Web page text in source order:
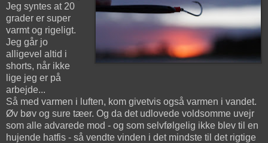
Jeg syntes at 20
grader er super
varmt og rigeligt.
Jeg går jo
alligevel altid i
shorts, når ikke
lige jeg er på
arbejde...
Så med varmen i luften, kom givetvis også varmen i vandet.
Øv bøv og sure tæer. Og da det udlovede voldsomme uvejr
som alle advarede mod - og som selvfølgelig ikke blev til en
hujende hatfis - så vendte vinden i det mindste til det rigtige